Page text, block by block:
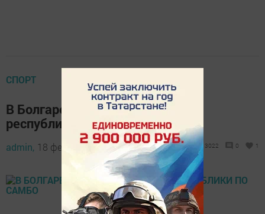
СПОРТ
В Болгаре прошло первенство
республики по самбо
admin, 18 февраля 2020 - 13:00 3022 0 1